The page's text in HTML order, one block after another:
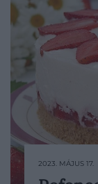
2023. MÁJUS